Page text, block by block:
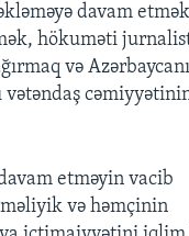
davam
hökuməti
və
vətəndaş
etməyin vacib
və həmçinin